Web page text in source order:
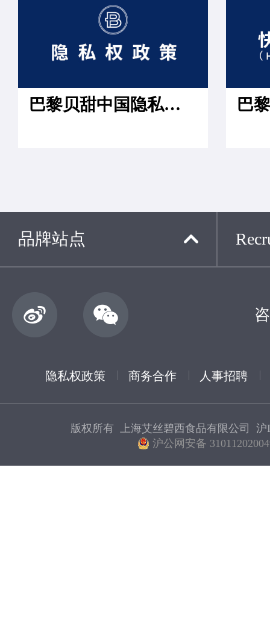
巴黎贝甜中国隐私权政策
品牌站点
隐私权政策 商务合作 人事招聘
版权所有 上海艾丝碧西食品有限公司 沪
沪公网安备